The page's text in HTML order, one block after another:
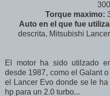
Torque maximo:
Auto en el que fue
descrita, Mitsubishi
El motor ha sido utilzado
desde 1987, como el Galant
el Lancer Evo donde se le
hp para un 2.0 turbo...